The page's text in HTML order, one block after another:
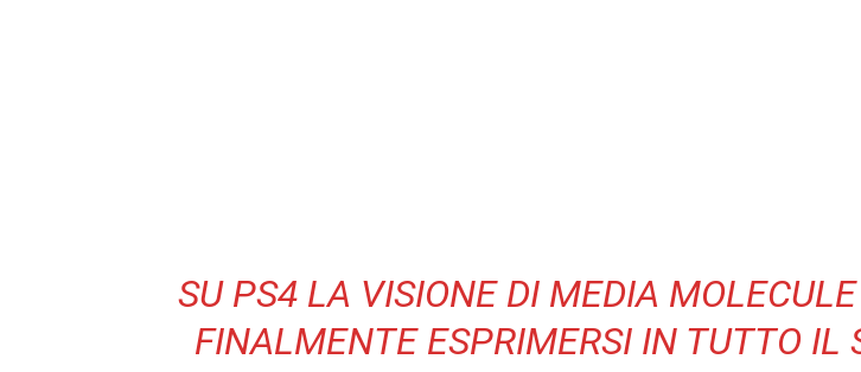
SU PS4 LA VISIONE DI MEDIA
FINALMENTE ESPRIMERSI IN TUTTO IL